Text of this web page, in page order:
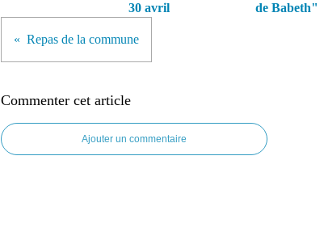
30 avril
de Babeth"
Repas de la commune
Commenter cet article
Ajouter un commentaire